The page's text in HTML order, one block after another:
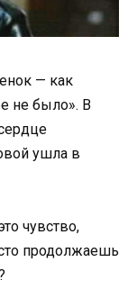
— как
не было». В
ушла в
чувство,
продолжаешь